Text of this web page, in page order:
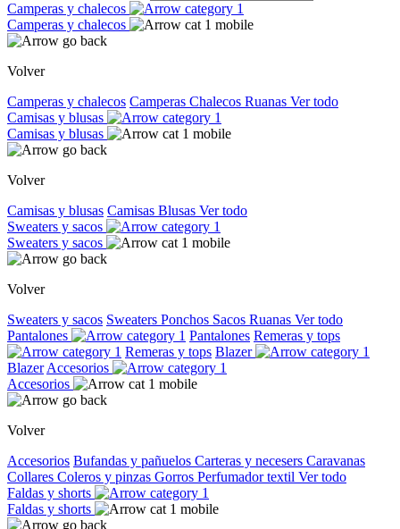
Camperas y chalecos
Camperas y chalecos
Volver
Camperas y chalecos Camperas Chalecos Ruanas Ver todo
Camisas y blusas
Camisas y blusas
Volver
Camisas y blusas Camisas Blusas Ver todo
Sweaters y sacos
Sweaters y sacos
Volver
Sweaters y sacos Sweaters Ponchos Sacos Ruanas Ver todo
Pantalones
Pantalones Remeras y tops
Remeras y tops Blazer
Blazer Accesorios
Accesorios
Volver
Accesorios Bufandas y pañuelos Carteras y necesers Caravanas
Collares Coleros y pinzas Gorros Perfumador textil Ver todo
Faldas y shorts
Faldas y shorts